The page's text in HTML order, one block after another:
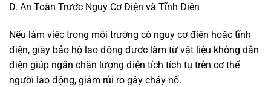
D. An Toàn Trước Nguy Cơ Điện và Tĩnh Điện
Nếu làm việc trong môi trường có nguy cơ điện hoặc tĩnh
điện, giày bảo hộ lao động được làm từ vật liệu không dẫn
điện giúp ngăn chặn lượng điện tích tích tụ trên cơ thể
người lao động, giảm rủi ro gây cháy nổ.